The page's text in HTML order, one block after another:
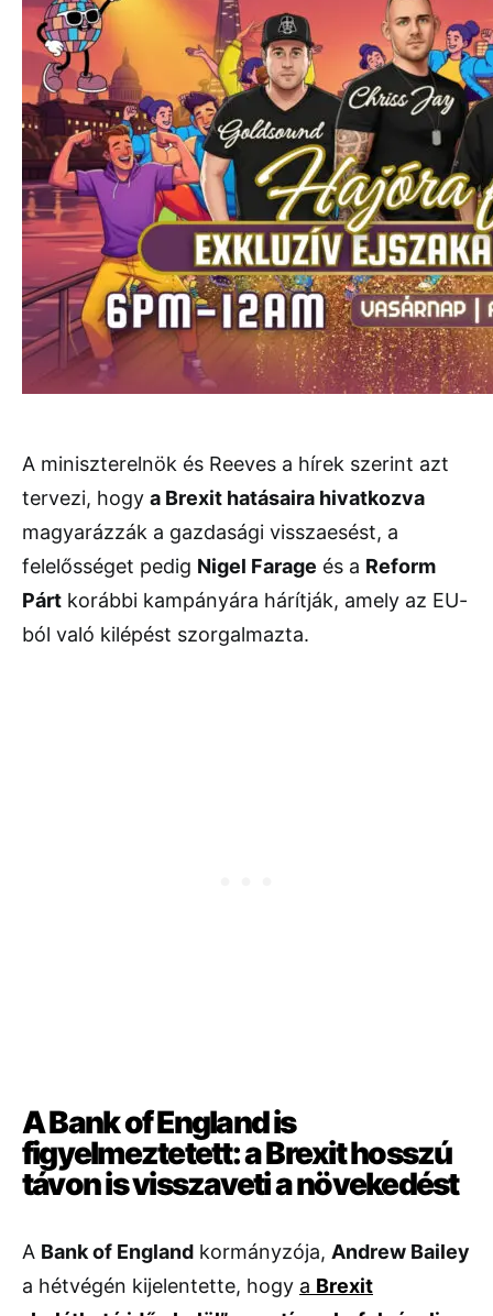
A miniszterelnök és Reeves a hírek szerint azt
tervezi, hogy a Brexit hatásaira hivatkozva
magyarázzák a gazdasági visszaesést, a
felelősséget pedig Nigel Farage és a Reform
Párt korábbi kampányára hárítják, amely az EU-
ból való kilépést szorgalmazta.
A Bank of England is
figyelmeztetett: a Brexit hosszú
távon is visszaveti a növekedést
A Bank of England kormányzója, Andrew Bailey
a hétvégén kijelentette, hogy a Brexit